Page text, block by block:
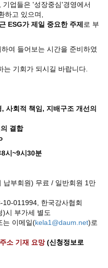
업들은 '성장중심'경영에서
하고 있으며,
ESG가 제일 중요한 주제 로 부
여 들어보는 시간을 준비하였
기회가 되시길 바랍니다.
사회적 책임, 지배구조 개선의
결합
시~9시30분
부회원) 무료 / 일반회원 1만
011994, 한국강사협회
부가세 별도
는 이메일(kela1@daum.net)로
소 기재 요망(신청정보로